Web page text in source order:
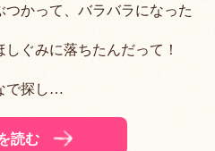
かって、バラバラになった
ぐみに落ちたんだって！
で探し…
読む